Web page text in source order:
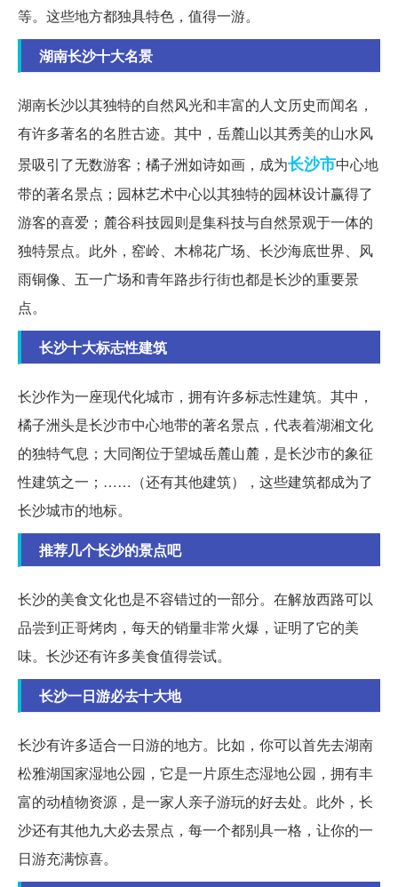
等。这些地方都独具特色，值得一游。
湖南长沙十大名景
湖南长沙以其独特的自然风光和丰富的人文历史而闻名，
有许多著名的名胜古迹。其中，岳麓山以其秀美的山水风
景吸引了无数游客；橘子洲如诗如画，成为长沙市中心地
带的著名景点；园林艺术中心以其独特的园林设计赢得了
游客的喜爱；麓谷科技园则是集科技与自然景观于一体的
独特景点。此外，窑岭、木棉花广场、长沙海底世界、风
雨铜像、五一广场和青年路步行街也都是长沙的重要景
点。
长沙十大标志性建筑
长沙作为一座现代化城市，拥有许多标志性建筑。其中，
橘子洲头是长沙市中心地带的著名景点，代表着湖湘文化
的独特气息；大同阁位于望城岳麓山麓，是长沙市的象征
性建筑之一；……（还有其他建筑），这些建筑都成为了
长沙城市的地标。
推荐几个长沙的景点吧
长沙的美食文化也是不容错过的一部分。在解放西路可以
品尝到正哥烤肉，每天的销量非常火爆，证明了它的美
味。长沙还有许多美食值得尝试。
长沙一日游必去十大地
长沙有许多适合一日游的地方。比如，你可以首先去湖南
松雅湖国家湿地公园，它是一片原生态湿地公园，拥有丰
富的动植物资源，是一家人亲子游玩的好去处。此外，长
沙还有其他九大必去景点，每一个都别具一格，让你的一
日游充满惊喜。